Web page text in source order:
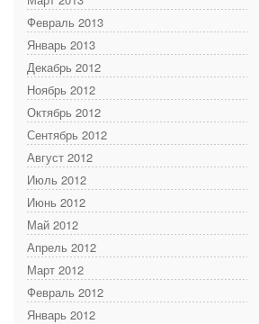
Февраль 2013
Январь 2013
Декабрь 2012
Ноябрь 2012
Октябрь 2012
Сентябрь 2012
Август 2012
Июль 2012
Июнь 2012
Май 2012
Апрель 2012
Март 2012
Февраль 2012
Январь 2012